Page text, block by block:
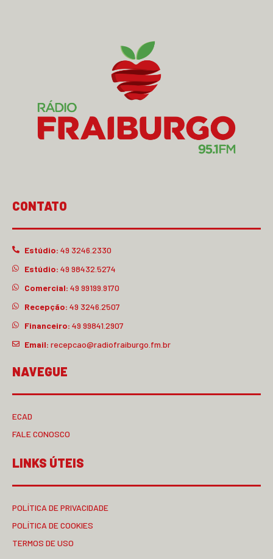
CONTATO
Estúdio: 49 3246.2330
Estúdio: 49 98432.5274
Comercial: 49 99199.9170
Recepção: 49 3246.2507
Financeiro: 49 99841.2907
Email: recepcao@radiofraiburgo.fm.br
NAVEGUE
ECAD
FALE CONOSCO
LINKS ÚTEIS
POLÍTICA DE PRIVACIDADE
POLÍTICA DE COOKIES
TERMOS DE USO